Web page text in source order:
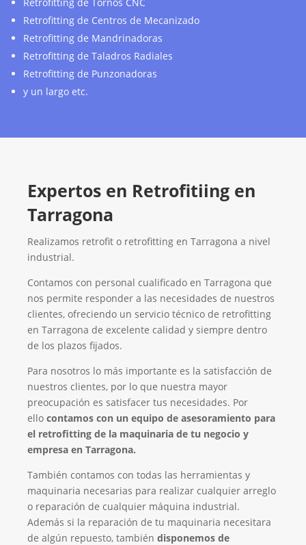
Retrofitting de Centros de Mecanizado
Retrofitting de Mandrinadoras
Retrofitting de Taladros Radiales
Retrofitting de Punzonadoras
y un largo etc.
Expertos en Retrofitiing en
Tarragona
Realizamos retrofit o retrofitting en Tarragona a nivel
industrial.
Contamos con personal cualificado en Tarragona que
nos permite responder a las necesidades de nuestros
clientes, ofreciendo un servicio técnico de retrofitting
en Tarragona de excelente calidad y siempre dentro
de los plazos fijados.
Para nosotros lo más importante es la satisfacción de
nuestros clientes, por lo que nuestra mayor
preocupación es satisfacer tus necesidades. Por
ello contamos con un equipo de asesoramiento para
el retrofitting de la maquinaria de tu negocio y
empresa en Tarragona.
También contamos con todas las herramientas y
maquinaria necesarias para realizar cualquier arreglo
o reparación de cualquier máquina industrial.
Además si la reparación de tu maquinaria necesitara
de algún repuesto, también disponemos de